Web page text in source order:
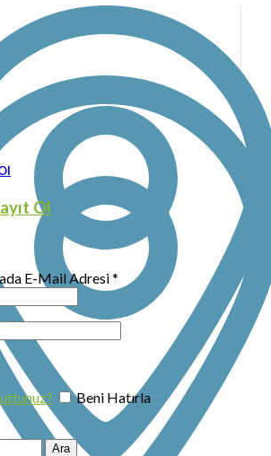
Ol
E-Mail Adresi*
Beni Hatırla
Ara